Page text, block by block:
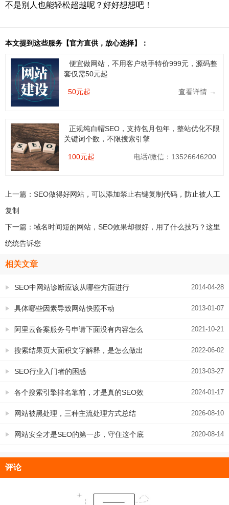
不是别人也能轻松超越呢？好好想想吧！
本文提到这些服务【官方直供，放心选择】：
便宜做网站，不用客户动手特价999元，源码整
套仅需50元起
50元起 查看详情 →
正规纯白帽SEO，支持包月包年，整站优化不限
关键词个数，不限搜索引擎
100元起 电话/微信：13526646200
上一篇： SEO做得好网站，可以添加禁止右键复制代码，防止被人工
复制
下一篇： 域名时间短的网站，SEO效果却很好，用了什么技巧？这里
统统告诉您
相关文章
2014-04-28
SEO中网站诊断应该从哪些方面进行
2013-01-07
具体哪些因素导致网站快照不动
2021-10-21
阿里云备案服务号申请下面没有内容怎么
办？简单，这里有 2022-06-02
搜索结果页大面积文字解释，是怎么做出
来的 2013-03-27
SEO行业入门者的困惑
2024-01-17
各个搜索引擎排名靠前，才是真的SEO效
果好 2026-08-10
网站被黑处理，三种主流处理方式总结
2020-08-14
网站安全才是SEO的第一步，守住这个底
评论